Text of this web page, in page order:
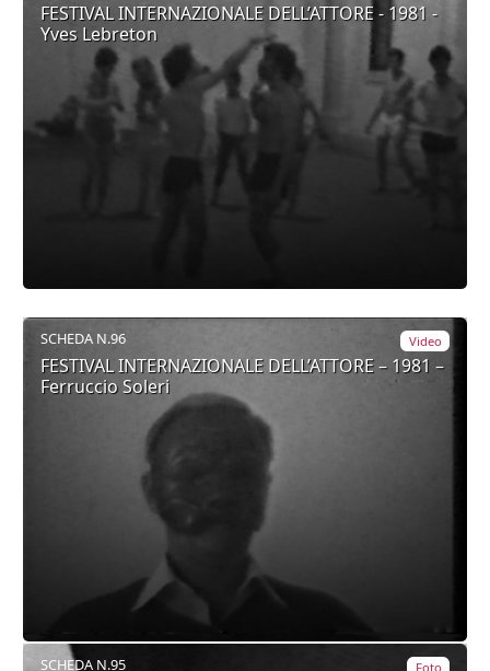
FESTIVAL INTERNAZIONALE DELL’ATTORE - 1981 -
Yves Lebreton
SCHEDA N.96 Video
FESTIVAL INTERNAZIONALE DELL’ATTORE – 1981 –
Ferruccio Soleri
SCHEDA N.95 Foto